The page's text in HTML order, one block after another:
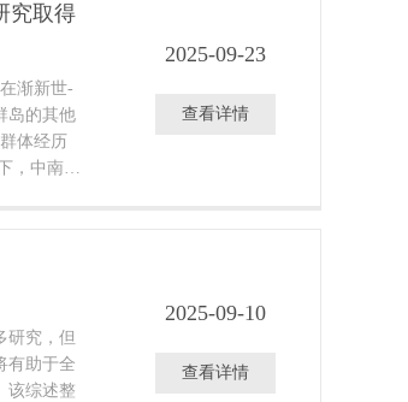
在基因组
究取得
渐新世-
岛的其他
体经历
，中南半
优先保
为理解区
2025-09-23
查看详情
研究，但
有助于全
该综述整
2025-09-10
查看详情